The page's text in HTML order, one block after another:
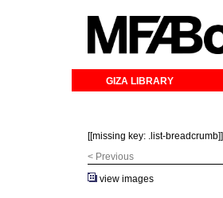
GIZA LIBRARY
[[missing key: .list-breadcrumb]]
< Previous
view images